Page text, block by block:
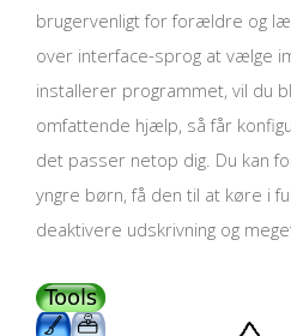
brugervenligt for forældre og
over interface-sprog at vælge
installerer programmet, vil du
omfattende hjælp, så får
det passer netop dig. Du kan
yngre børn, få den til at køre i
deaktivere udskrivning og